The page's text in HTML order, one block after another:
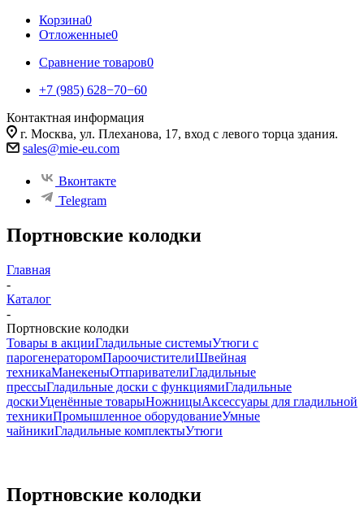
Корзина0
Отложенные0
Сравнение товаров0
+7 (985) 628−70−60
Контактная информация
г. Москва, ул. Плеханова, 17, вход с левого торца здания.
sales@mie-eu.com
Вконтакте
Telegram
Портновские колодки
Главная
-
Каталог
-
Портновские колодки
Товары в акцииГладильные системыУтюги с
парогенераторомПароочистителиШвейная
техникаМанекеныОтпаривателиГладильные
прессыГладильные доски с функциямиГладильные
доскиУценённые товарыНожницыАксессуары для гладильной
техникиПромышленное оборудованиеУмные
чайникиГладильные комплектыУтюги
Портновские колодки